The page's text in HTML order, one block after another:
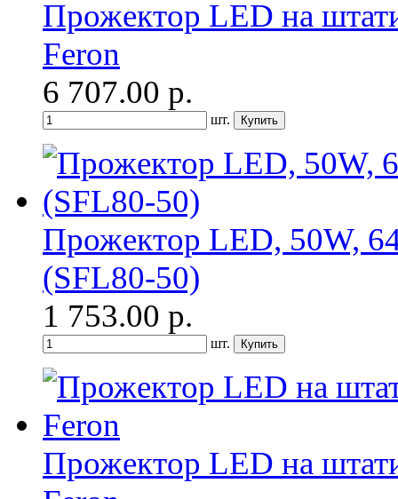
Прожектор LED на
Feron
6 707.00 р.
шт.
Прожектор LED, 50W,
(SFL80-50)
1 753.00 р.
шт.
Прожектор LED на